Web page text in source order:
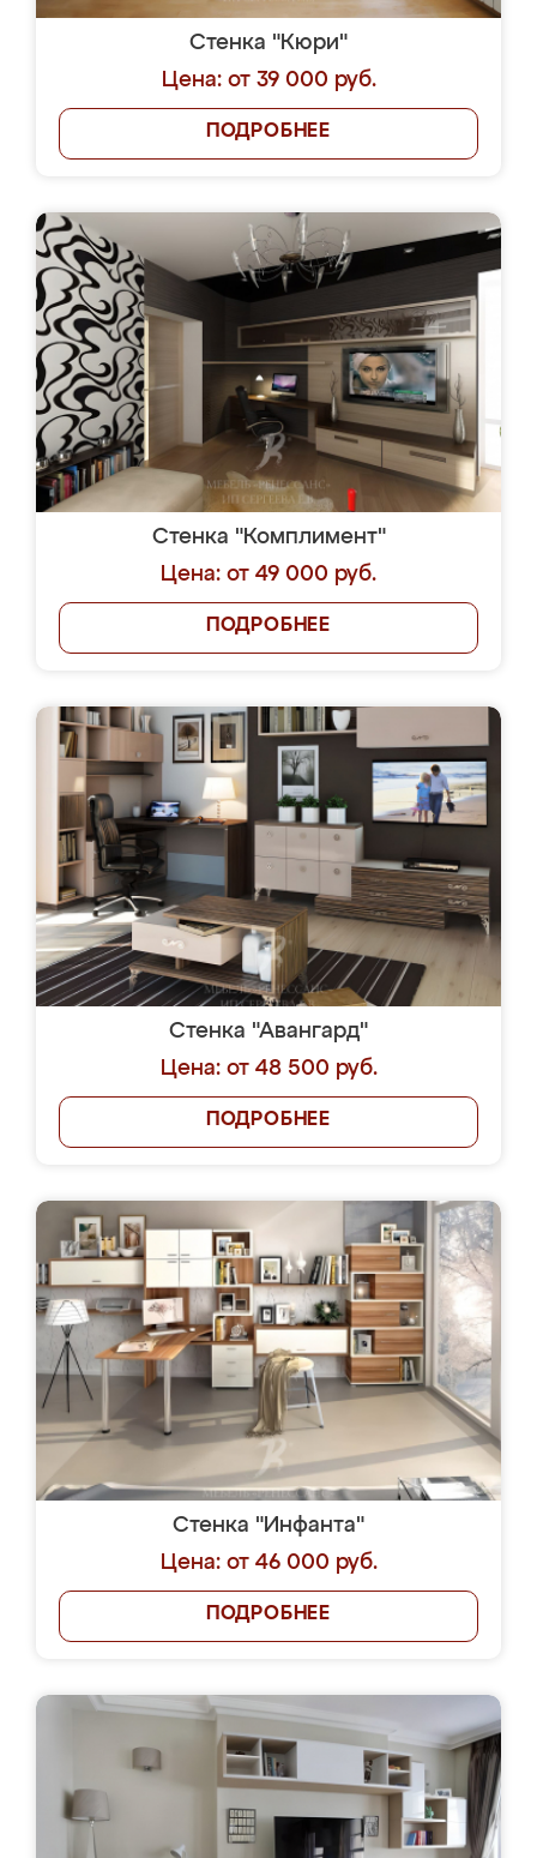
Стенка "Кюри"
Цена: от 39 000 руб.
ПОДРОБНЕЕ
Стенка "Комплимент"
Цена: от 49 000 руб.
ПОДРОБНЕЕ
Стенка "Авангард"
Цена: от 48 500 руб.
ПОДРОБНЕЕ
Стенка "Инфанта"
Цена: от 46 000 руб.
ПОДРОБНЕЕ